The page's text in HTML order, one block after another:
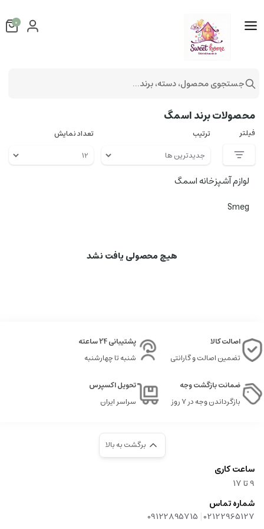
محصولات برند اسمگ
فیلتر ترتیب تعداد نمایش
لوازم آشپزخانه اسمگ
Smeg
هیچ محصولی یافت نشد
اصالت کالا
تضمین اصالت و گارانتی
پشتیبانی 24 ساعته
شنبه تا چهارشنبه
ضمانت بازگشت وجه
بازگرداندن وجه در ۷ روز
تحویل اکسپرس
سراسر ایران
برگشت به بالا
ساعت کاری
9‌ تا ۱۷
شماره تماس
02122965127
|
09122895715
0
جستجوی محصول، دسته، برند...